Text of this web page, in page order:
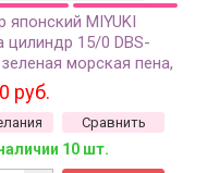
японский MIYUKI
цилиндр 15/0 DBS-
морская пена,
матовый, 5
руб.
Сравнить
10 шт.